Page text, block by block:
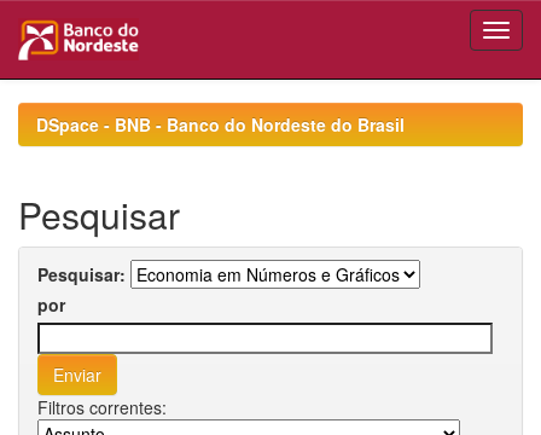
navigationDSpace - BNB - Banco do Nordeste do Brasil
Pesquisar
Pesquisar:
por
Filtros correntes: